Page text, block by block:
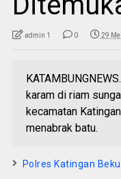
admin 1 0 29
karam di riam
kecamatan
menabrak batu.
Polres Katingan